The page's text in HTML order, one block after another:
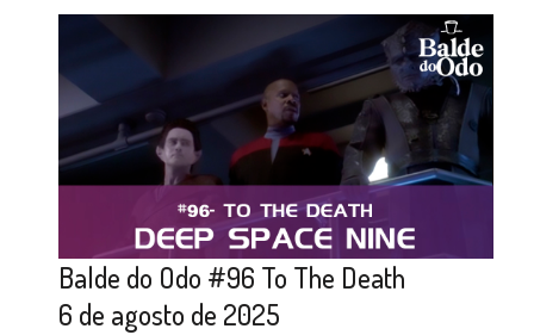
Balde do Odo #96 To The Death
6 de agosto de 2025